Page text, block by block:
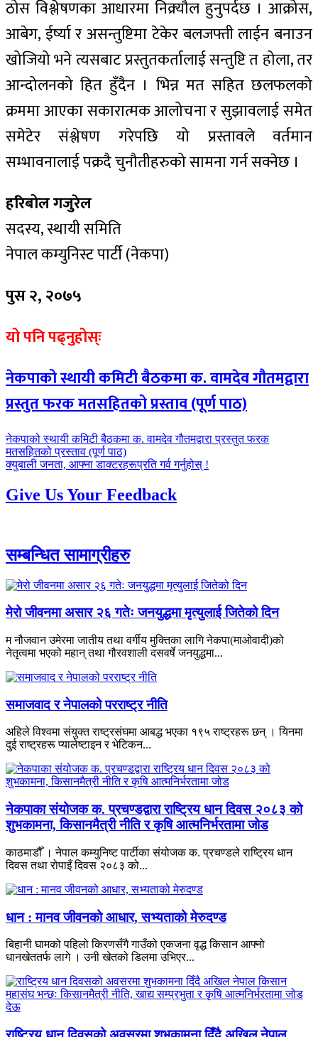
ठोस विश्लेषणका आधारमा निक्र्यौल हुनुपर्दछ । आक्रोस,
आबेग, ईर्ष्या र असन्तुष्टिमा टेकेर बलजफ्ती लाईन बनाउन
खोजियो भने त्यसबाट प्रस्तुतकर्तालाई सन्तुष्टि त होला, तर
आन्दोलनको हित हुँदैन । भिन्न मत सहित छलफलको
क्रममा आएका सकारात्मक आलोचना र सुझावलाई समेत
समेटेर संश्लेषण गरेपछि यो प्रस्तावले वर्तमान
सम्भावनालाई पक्रदै चुनौतीहरुको सामना गर्न सक्नेछ ।
हरिबोल गजुरेल
सदस्य, स्थायी समिति
नेपाल कम्युनिस्ट पार्टी (नेकपा)
पुस २, २०७५
यो पनि पढ्नुहोस्ः
नेकपाको स्थायी कमिटी बैठकमा क. वामदेव गौतमद्वारा
प्रस्तुत फरक मतसहितको प्रस्ताव (पूर्ण पाठ)
पछिल्लाे
-
नेकपाको स्थायी कमिटी बैठकमा क. वामदेव गौतमद्वारा प्रस्तुत फरक
मतसहितको प्रस्ताव (पूर्ण पाठ)
अघिल्लाे
क्युबाली जनता, आफ्ना डाक्टरहरूप्रति गर्व गर्नुहोस् !
Give Us Your Feedback
सम्बन्धित सामाग्रीहरु
मेरो जीवनमा असार २६ गतेः जनयुद्धमा मृत्युलाई जितेको दिन
म नौजवान उमेरमा जातीय तथा वर्गीय मुक्तिका लागि नेकपा(माओवादी)को
नेतृत्वमा भएको महान् तथा गौरवशाली दसवर्षे जनयुद्धमा...
समाजवाद र नेपालको परराष्ट्र नीति
अहिले विश्वमा संयुक्त राष्ट्रसंघमा आबद्ध भएका १९५ राष्ट्रहरू छन् । यिनमा
दुई राष्ट्रहरू प्यालेष्टाइन र भेटिकन...
नेकपाका संयोजक क. प्रचण्डद्वारा राष्ट्रिय धान दिवस २०८३ को
शुभकामना, किसानमैत्री नीति र कृषि आत्मनिर्भरतामा जोड
काठमाडौँ । नेपाल कम्युनिष्ट पार्टीका संयोजक क. प्रचण्डले राष्ट्रिय धान
दिवस तथा रोपाइँ दिवस २०८३ को...
धान : मानव जीवनको आधार, सभ्यताको मेरुदण्ड
बिहानी घामको पहिलो किरणसँगै गाउँको एकजना वृद्ध किसान आफ्नो
धानखेततर्फ लागे । उनी खेतको डिलमा उभिएर...